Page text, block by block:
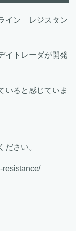
イン レジスタン
イトレーダが開発
いると感じていま
ださい。
resistance/